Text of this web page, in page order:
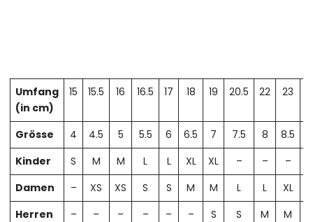
Umfang
(in cm)
15 15.5 16 16.5 17 18 19 20.5 22 23
Grösse 4 4.5 5 5.5 6 6.5 7 7.5 8 8.5
Kinder
S M M L L XL XL – – –
Damen
– XS XS S S M M L L XL
Herren
– – – – – – S S M M